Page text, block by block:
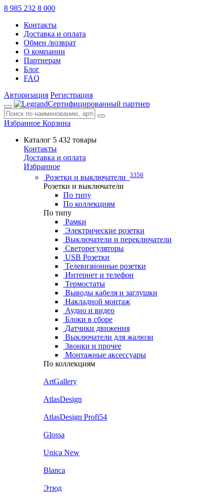
8 985 232 8 000
Контакты
Доставка и оплата
Обмен /возврат
О компании
Партнерам
Блог
FAQ
Авторизация Регистрация
Сертифицированный партнер
Избранное Корзина
Каталог 5 432 товары
Контакты
Доставка и оплата
Избранное
Розетки и выключатели 3356
Розетки и выключатели
По типу
По коллекциям
По типу
Рамки
Электрические розетки
Выключатели и переключатели
Светорегуляторы
USB Розетки
Телевизионные розетки
Интернет и телефон
Термостаты
Выводы кабеля и заглушки
Накладной монтаж
Аудио и видео
Блоки в сборе
Датчики движения
Выключатели для жалюзи
Звонки и прочее
Монтажные аксессуары
По коллекциям
ArtGallery
AtlasDesign
AtlasDesign Profi54
Glossa
Unica New
Blanca
Этюд